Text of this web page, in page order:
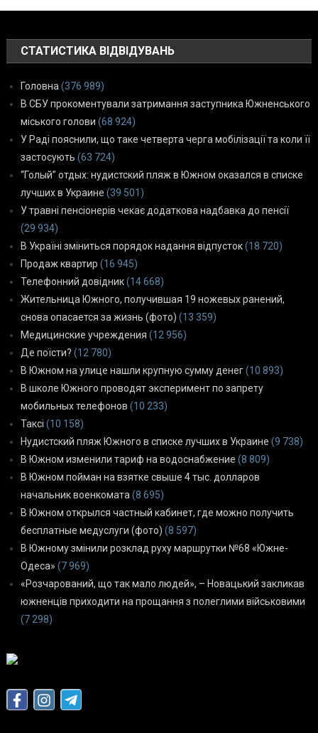
СТАТИСТИКА ВІДВІДУВАНЬ
Головна (376 989)
В СБУ прокоментували затримання заступника Южненського
міського голови (68 924)
У Раді пояснили, що таке четверта черга мобілізації та коли її
застосують (63 724)
“Голый” отдых: нудистский пляж в Южном оказался в списке
лучших в Украине (39 501)
У травні пенсіонерів чекає додаткова надбавка до пенсії
(29 934)
В Україні зміниться порядок надання відпусток(18 720)
Продаж квартир (16 945)
Телефонний довідник(14 668)
Жительница Южного, получившая 19 ножевых ранений,
снова опасается за жизнь (фото) (13 359)
Медицинские учреждения (12 956)
Де поїсти? (12 780)
В Южном на улице нашли крупную сумму денег(10 893)
В школе Южного проводят эксперимент по запрету
мобильных телефонов (10 233)
Таксі (10 158)
Нудистский пляж Южного в списке лучших в Украине (9 738)
В Южном изменили тариф на водоснабжение (8 809)
В Южном пойман на взятке свыше 4 тыс. долларов
начальник военкомата (8 695)
В Южном открылся частный кабинет, где можно получить
бесплатные медуслуги (фото) (8 597)
В Южному змінили розклад руху маршрутки №68 «Южне-
Одеса» (7 969)
«Розчарований, що так мало людей», – Новацький закликав
южненців приходити на прощання з полеглими військовими
(7 298)